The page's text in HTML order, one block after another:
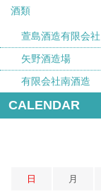
酒類
萱島酒造有限会社
矢野酒造場
有限会社南酒造
CALENDAR
日 月